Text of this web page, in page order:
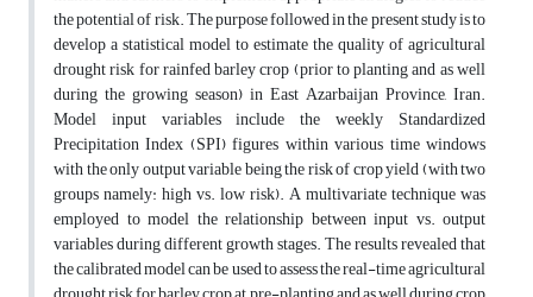
the potential of risk. The purpose followed in the present study is to
develop a statistical model to estimate the quality of agricultural
drought risk for rainfed barley crop (prior to planting and as well
during the growing season) in East Azarbaijan Province, Iran.
Model input variables include the weekly Standardized
Precipitation Index (SPI) figures within various time windows
with the only output variable being the risk of crop yield (with two
groups namely: high vs. low risk). A multivariate technique was
employed to model the relationship between input vs. output
variables during different growth stages. The results revealed that
the calibrated model can be used to assess the real-time agricultural